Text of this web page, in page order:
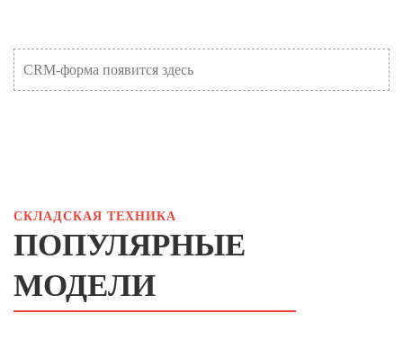
CRM-форма появится здесь
СКЛАДСКАЯ ТЕХНИКА
ПОПУЛЯРНЫЕ
МОДЕЛИ